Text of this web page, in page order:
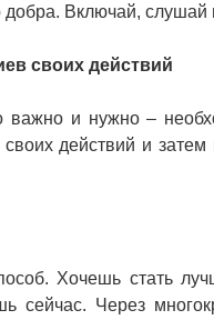
Включай, слушай
своих действий
важно и нужно –
действий и
Хочешь стать
сейчас. Через